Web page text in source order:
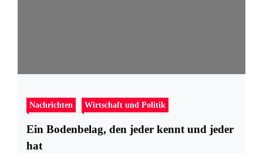
Nachrichten Wirtschaft und Politik
Ein Bodenbelag, den jeder kennt und jeder
hat